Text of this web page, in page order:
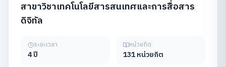
สาขาวิชาเทคโนโลยีสารสนเทศและการสื่อสาร
ดิจิทัล
ระยะเวลา
4 ปี
หน่วยกิต
131 หน่วยกิต